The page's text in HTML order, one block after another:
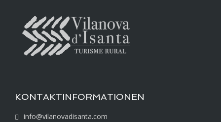
KONTAKTINFORMATIONEN
info@vilanovadisanta.com